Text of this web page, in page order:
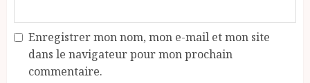
Enregistrer mon nom, mon e-mail et mon site
dans le navigateur pour mon prochain
commentaire.